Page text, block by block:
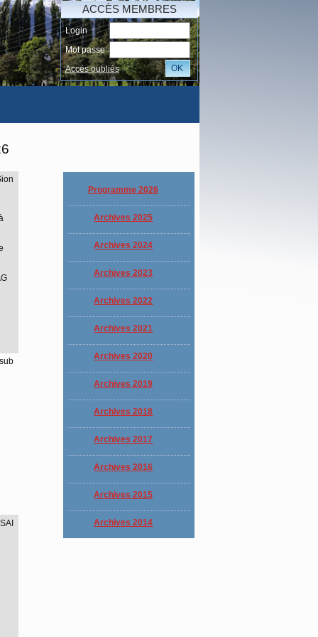
ACCÈS MEMBRES
Login
Mot passe
Accés oubliés
OK
Programme 2026
Archives 2025
Archives 2024
Archives 2023
Archives 2022
Archives 2021
Archives 2020
Archives 2019
Archives 2018
Archives 2017
Archives 2016
Archives 2015
Archives 2014